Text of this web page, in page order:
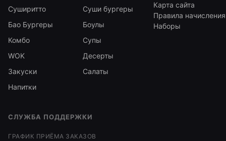
Суширитто
Суши бургеры
Бао Бургеры
Боулы
Комбо
Супы
WOK
Десерты
Закуски
Салаты
Напитки
Карта сайта
Правила
Наборы
СЛУЖБА ПОДДЕРЖКИ
ГРАФИК ПРИЁМА ЗАКАЗОВ